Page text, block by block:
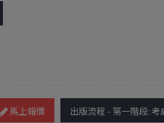
出版流程 - 第一階段: 考
馬上報價